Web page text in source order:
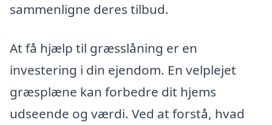
sammenligne deres tilbud.
At få hjælp til græsslåning er en
investering i din ejendom. En velplejet
græsplæne kan forbedre dit hjems
udseende og værdi. Ved at forstå, hvad